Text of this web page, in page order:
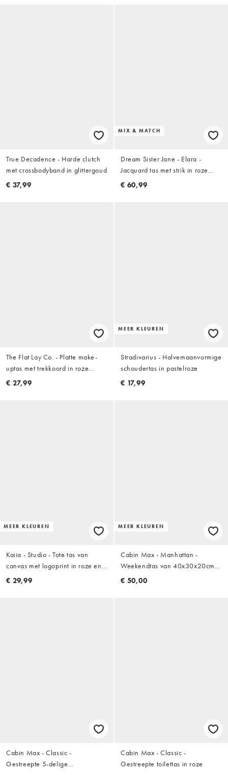
True Decadence - Harde clutch
met crossbodyband in glittergoud
€ 37,99
MIX & MATCH
Dream Sister Jane - Elara -
Jacquard tas met strik in roze
bloemenprint, deel van co-ord
€ 60,99
The Flat Lay Co. - Platte make-
uptas met trekkoord in roze
hibiscus
€ 27,99
MEER KLEUREN
Stradivarius - Halvemaanvormige
schoudertas in pastelroze
€ 17,99
MEER KLEUREN
Kaiia - Studio - Tote tas van
canvas met logoprint in roze en
geel
€ 29,99
MEER KLEUREN
Cabin Max - Manhattan -
Weekendtas van 40x30x20cm
voor onder de stoel in roze
€ 50,00
Cabin Max - Classic -
Gestreepte 5-delige
Cabin Max - Classic -
Gestreepte toilettas in roze